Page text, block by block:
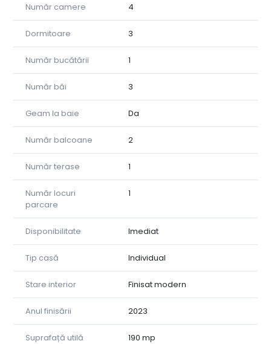
curte privată amenajată pentru relaxare.
Casa oferă un echilibru perfect între confort, liniște și
accesibilitate, fiind potrivită pentru o familie sau pentru
cei care caută un cămin modern într-o zonă rezidențială.
Pentru mai multe detalii și programarea unei vizionări, vă
rugăm să ne contactați.
Număr camere 4
Dormitoare 3
Număr bucătării 1
Număr băi 3
Geam la baie Da
Număr balcoane 2
Număr terase 1
Număr locuri
parcare
1
Disponibilitate Imediat
Tip casă Individual
Stare interior Finisat modern
Anul finisării 2023
Suprafață utilă 190 mp